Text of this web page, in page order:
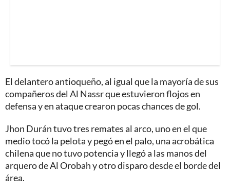
El delantero antioqueño, al igual que la mayoría de sus
compañeros del Al Nassr que estuvieron flojos en
defensa y en ataque crearon pocas chances de gol.
Jhon Durán tuvo tres remates al arco, uno en el que
medio tocó la pelota y pegó en el palo, una acrobática
chilena que no tuvo potencia y llegó a las manos del
arquero de Al Orobah y otro disparo desde el borde del
área.